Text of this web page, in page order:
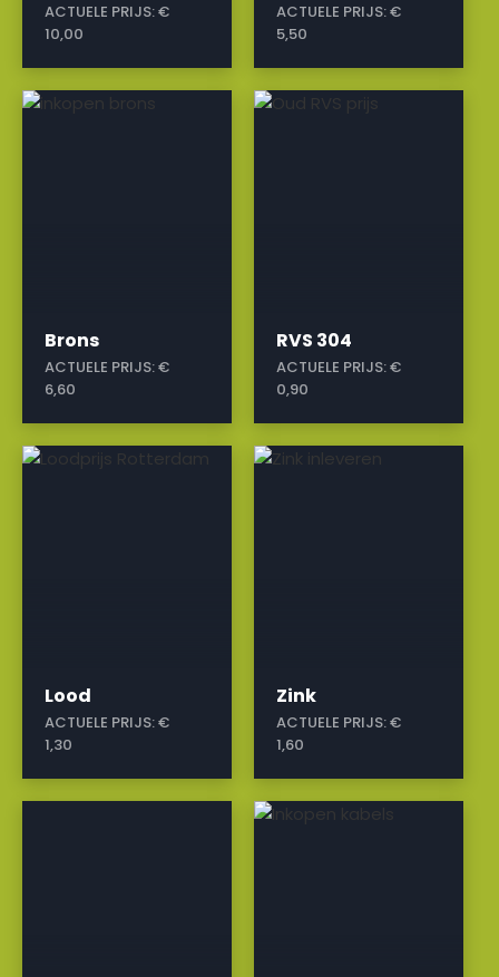
ACTUELE PRIJS:€
10,00
ACTUELE PRIJS:€
5,50
Brons
ACTUELE PRIJS:€
6,60
a
RVS 304
ACTUELE PRIJS:€
0,90
a
Lood
ACTUELE PRIJS:€
1,30
a
Zink
ACTUELE PRIJS:€
1,60
a
a